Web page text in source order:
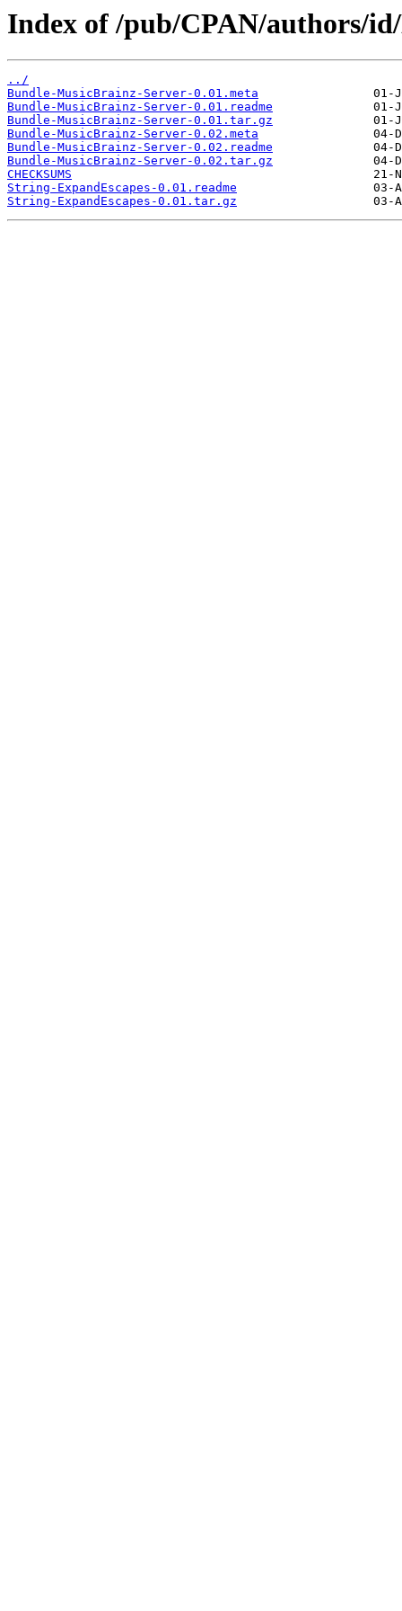
Index of /pub/CPAN/authors/
../
Bundle-MusicBrainz-Server-0.01.meta
Bundle-MusicBrainz-Server-0.01.readme
Bundle-MusicBrainz-Server-0.01.tar.gz
Bundle-MusicBrainz-Server-0.02.meta
Bundle-MusicBrainz-Server-0.02.readme
Bundle-MusicBrainz-Server-0.02.tar.gz
CHECKSUMS
String-ExpandEscapes-0.01.readme
String-ExpandEscapes-0.01.tar.gz